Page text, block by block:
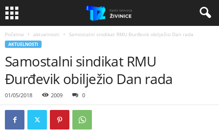
Početna aktuelnosti Samostalni sindikat RMU Đurđevik obilježio Dan rada
AKTUELNOSTI
Samostalni sindikat RMU
Đurđevik obilježio Dan rada
01/05/2018 2009 0